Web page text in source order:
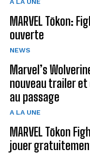
MARVEL Tōkon:
ouverte
NEWS
Marvel’s
nouveau trailer
au passage
A LA UNE
MARVEL Tōkon
jouer